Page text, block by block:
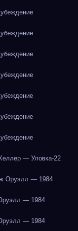
— Уловка-22
Оруэлл — 1984
— 1984
— 1984